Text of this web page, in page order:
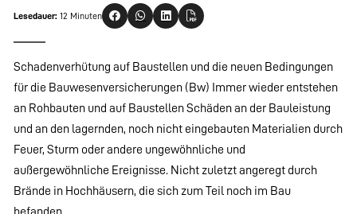
Lesedauer: 12 Minuten
Schadenverhütung auf Baustellen und die neuen Bedingungen
für die Bauwesenversicherungen (Bw) Immer wieder entstehen
an Rohbauten und auf Baustellen Schäden an der Bauleistung
und an den lagernden, noch nicht eingebauten Materialien durch
Feuer, Sturm oder andere ungewöhnliche und
außergewöhnliche Ereignisse. Nicht zuletzt angeregt durch
Brände in Hochhäusern, die sich zum Teil noch im Bau